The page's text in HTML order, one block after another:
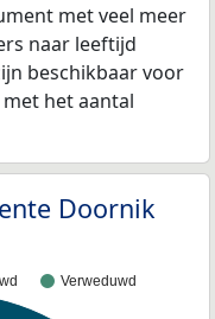
met veel meer
naar leeftijd
beschikbaar voor
het aantal
Doornik
Verweduwd